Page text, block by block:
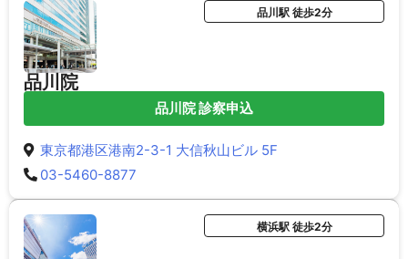
品川院
品川駅 徒歩2分
品川院 診察申込
東京都港区港南2-3-1 大信秋山ビル 5F
03-5460-8877
横浜駅 徒歩2分